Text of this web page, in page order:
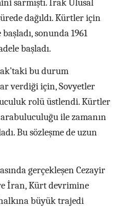
sarmıştı. Irak Ulusal
dağıldı. Kürtler için
sonunda 1961
başladı.
bu durum
verdiği için, Sovyetler
rolü üstlendi. Kürtler
ile zamanın
Bu sözleşme de uzun
gerçekleşen Cezayir
İran, Kürt devrimine
büyük trajedi